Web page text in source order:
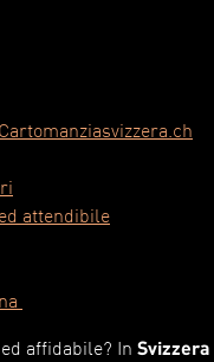
attendibile
ed affidabile? In Svizzera